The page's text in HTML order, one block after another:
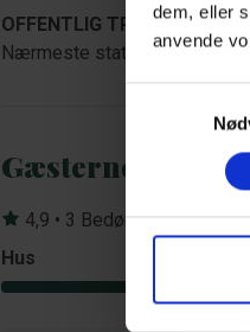
dem, eller
anvende
OFFENTLIG TRANSPORT:
Nærmeste station ligger i
Gæsterne siger
4,9 • 3 Bedømmelser
Hus